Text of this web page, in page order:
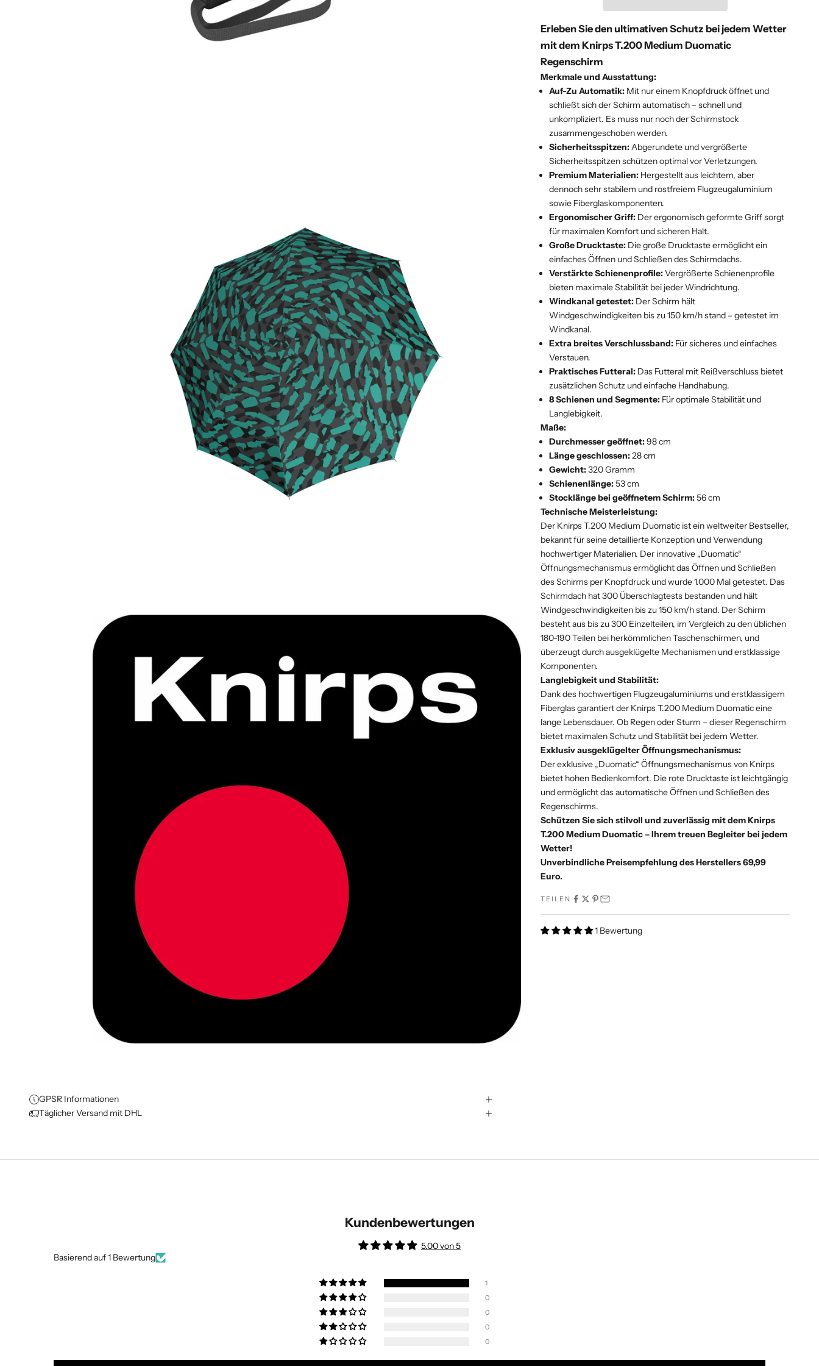
Erleben Sie den ultimativen Schutz bei jedem Wetter
mit dem Knirps T.200 Medium Duomatic
Regenschirm
Merkmale und Ausstattung:
Auf-Zu Automatik: Mit nur einem Knopfdruck öffnet und
schließt sich der Schirm automatisch – schnell und
unkompliziert. Es muss nur noch der Schirmstock
zusammengeschoben werden.
Sicherheitsspitzen: Abgerundete und vergrößerte
Sicherheitsspitzen schützen optimal vor Verletzungen.
Premium Materialien: Hergestellt aus leichtem, aber
dennoch sehr stabilem und rostfreiem Flugzeugaluminium
sowie Fiberglaskomponenten.
Ergonomischer Griff: Der ergonomisch geformte Griff sorgt
für maximalen Komfort und sicheren Halt.
Große Drucktaste: Die große Drucktaste ermöglicht ein
einfaches Öffnen und Schließen des Schirmdachs.
Verstärkte Schienenprofile:Vergrößerte Schienenprofile
bieten maximale Stabilität bei jeder Windrichtung.
Windkanal getestet: Der Schirm hält
Windgeschwindigkeiten bis zu 150 km/h stand – getestet im
Windkanal.
Extra breites Verschlussband: Für sicheres und einfaches
Verstauen.
Praktisches Futteral: Das Futteral mit Reißverschluss bietet
zusätzlichen Schutz und einfache Handhabung.
8 Schienen und Segmente: Für optimale Stabilität und
Langlebigkeit.
Maße:
Durchmesser geöffnet:98 cm
Länge geschlossen:28 cm
Gewicht:320 Gramm
Schienenlänge:53 cm
Stocklänge bei geöffnetem Schirm:56 cm
Technische Meisterleistung:
Der Knirps T.200 Medium Duomatic ist ein weltweiter Bestseller,
bekannt für seine detaillierte Konzeption und Verwendung
hochwertiger Materialien. Der innovative „Duomatic“
Öffnungsmechanismus ermöglicht das Öffnen und Schließen
des Schirms per Knopfdruck und wurde 1.000 Mal getestet. Das
Schirmdach hat 300 Überschlagtests bestanden und hält
Windgeschwindigkeiten bis zu 150 km/h stand. Der Schirm
besteht aus bis zu 300 Einzelteilen, im Vergleich zu den üblichen
180-190 Teilen bei herkömmlichen Taschenschirmen, und
überzeugt durch ausgeklügelte Mechanismen und erstklassige
Komponenten.
Langlebigkeit und Stabilität:
Dank des hochwertigen Flugzeugaluminiums und erstklassigem
Fiberglas garantiert der Knirps T.200 Medium Duomatic eine
lange Lebensdauer. Ob Regen oder Sturm – dieser Regenschirm
bietet maximalen Schutz und Stabilität bei jedem Wetter.
Exklusiv ausgeklügelter Öffnungsmechanismus:
Der exklusive „Duomatic“ Öffnungsmechanismus von Knirps
bietet hohen Bedienkomfort. Die rote Drucktaste ist leichtgängig
und ermöglicht das automatische Öffnen und Schließen des
Regenschirms.
Schützen Sie sich stilvoll und zuverlässig mit dem Knirps
T.200 Medium Duomatic – Ihrem treuen Begleiter bei jedem
Wetter!
Unverbindliche Preisempfehlung des Herstellers 69,99
Euro.
TEILEN
1 Bewertung
GPSR Informationen
Täglicher Versand mit DHL
Kundenbewertungen
5.00 von 5
Basierend auf 1 Bewertung
1
0
0
0
0